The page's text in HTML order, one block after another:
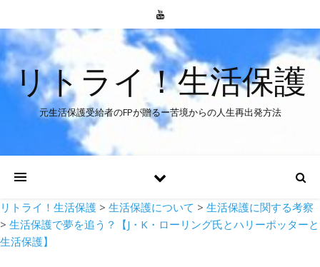
リトライ！生活保護
元生活保護受給者のFPが贈るー苦境からの人生再出発方法
リトライ！生活保護 > 生活保護について > 生活保護に関する考察
> 生活保護で夢を追う？【J・K・ローリング氏とハリーポッターと
生活保護】